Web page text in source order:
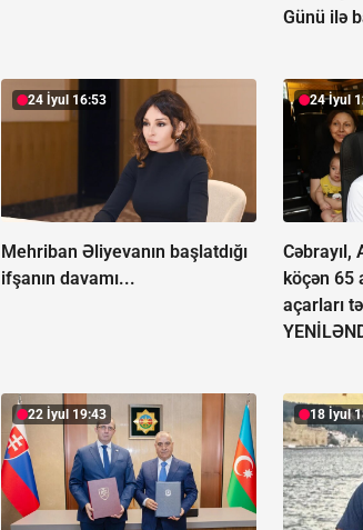
Günü ilə
24 İyul 16:53
Mehriban Əliyevanın başlatdığı
ifşanın davamı...
24 İyul
Cəbrayıl,
köçən 65
açarları
22 İyul 19:43 18 İyul